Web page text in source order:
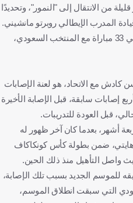
من الانتقال إلى "النمور"، وتحديدًا
ومنذ ذلك الحين، شارك حسن كادش في 33 مباراة مع المنتخب السعودي،
كادش مع الاتحاد، هو لعنة الإصابات
إصابات سابقة، قبل الإصابة الأخيرة
أشهر، بعدما كان آخر ظهور له
ضمن بطولة كأس كونكاكاف
حيث واصل التأهيل منذ ذلك الحين.
للموسم الجديد بسبب تلك الإصابة،
التي سبقت انطلاق الموسم،